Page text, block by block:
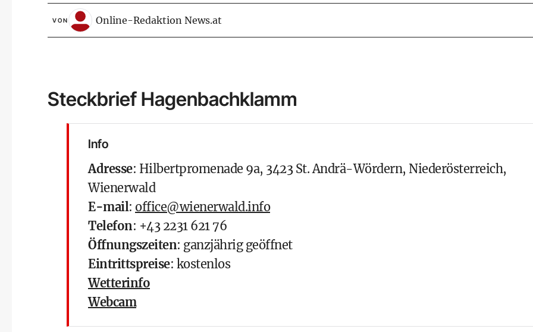
VON Online-Redaktion News.at
Steckbrief Hagenbachklamm
Info
Adresse: Hilbertpromenade 9a, 3423 St. Andrä-Wördern, Niederösterreich,
Wienerwald
E-mail: office@wienerwald.info
Telefon: +43 2231 621 76
Öffnungszeiten: ganzjährig geöffnet
Eintrittspreise: kostenlos
Wetterinfo
Webcam